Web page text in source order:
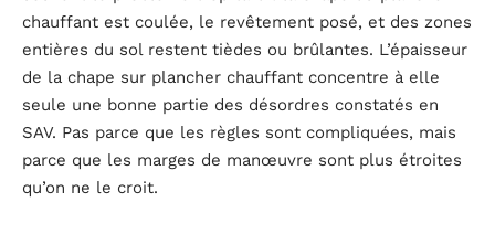
chauffant est coulée, le revêtement posé, et des zones
entières du sol restent tièdes ou brûlantes. L’épaisseur
de la chape sur plancher chauffant concentre à elle
seule une bonne partie des désordres constatés en
SAV. Pas parce que les règles sont compliquées, mais
parce que les marges de manœuvre sont plus étroites
qu’on ne le croit.